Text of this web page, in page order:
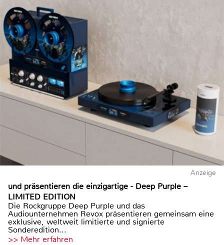
Anzeige
und präsentieren die einzigartige - Deep Purple –
LIMITED EDITION
Die Rockgruppe Deep Purple und das
Audiounternehmen Revox präsentieren gemeinsam eine
exklusive, weltweit limitierte und signierte
Sonderedition...
>> Mehr erfahren